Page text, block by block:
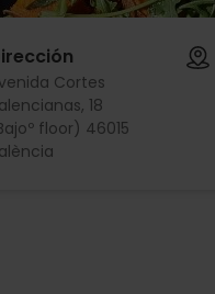
Cortes
18
floor) 46015